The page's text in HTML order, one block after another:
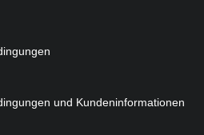
und Kundeninformationen